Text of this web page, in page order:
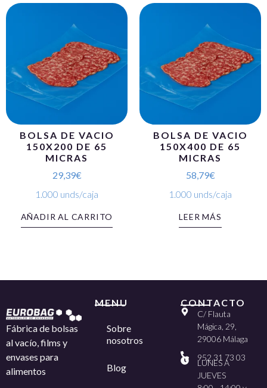
BOLSA DE VACIO
150X200 DE 65
MICRAS
29,39€
1.000 unds/caja
AÑADIR AL CARRITO
BOLSA DE VACIO
150X400 DE 65
MICRAS
58,79€
1.000 unds/caja
LEER MÁS
Fábrica de bolsas
al vacío, films y
envases para
alimentos
MENU
Sobre
nosotros
Blog
CONTACTO
C/ Flauta
Mágica, 29,
29006 Málaga
952 31 73 03
LUNES A
JUEVES